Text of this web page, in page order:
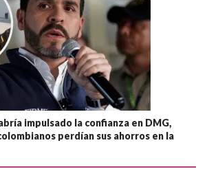
impulsado la confianza en DMG,
perdían sus ahorros en la